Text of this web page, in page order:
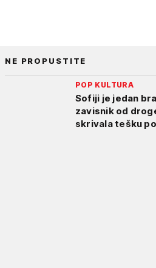
NE PROPUSTITE
POP KULTURA
Sofiji je jedan
zavisnik od
skrivala tešku